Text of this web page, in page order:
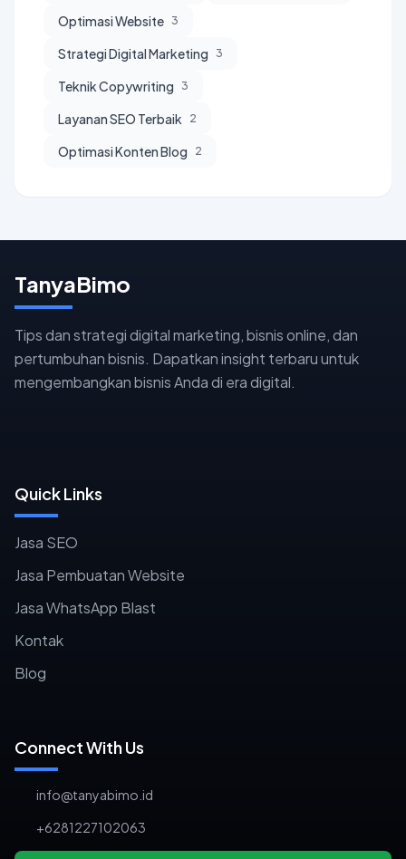
Optimasi Website 3
Strategi Digital Marketing 3
Teknik Copywriting 3
Layanan SEO Terbaik 2
Optimasi Konten Blog 2
TanyaBimo
Tips dan strategi digital marketing, bisnis online, dan
pertumbuhan bisnis. Dapatkan insight terbaru untuk
mengembangkan bisnis Anda di era digital.
Quick Links
Jasa SEO
Jasa Pembuatan Website
Jasa WhatsApp Blast
Kontak
Blog
Connect With Us
info@tanyabimo.id
+6281227102063